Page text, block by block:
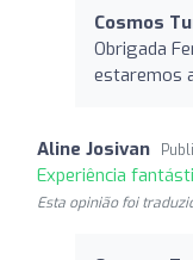
Cosmos
Obrigada
estaremos
Aline Josivan
Experiência
Esta opinião foi